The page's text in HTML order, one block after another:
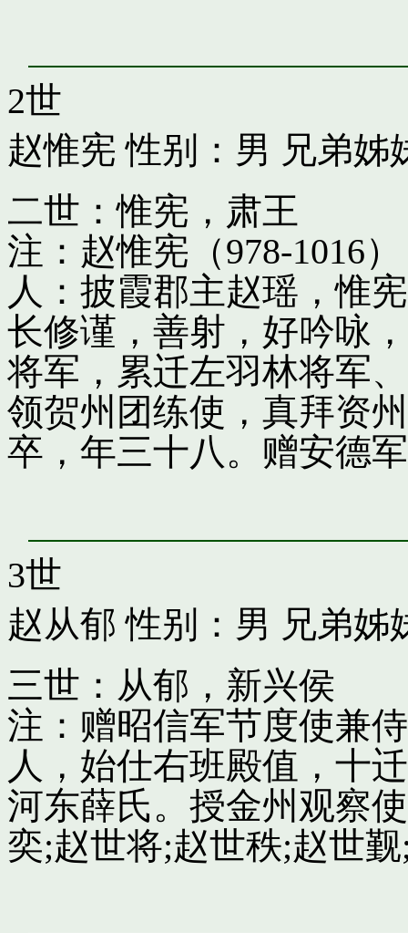
2世
赵惟宪 性别：男 兄弟姊
二世：惟宪，肃王
注：赵惟宪（978-1016
人：披霞郡主赵瑶，惟
长修谨，善射，好吟咏
将军，累迁左羽林将军
领贺州团练使，真拜资
卒，年三十八。赠安德
3世
赵从郁 性别：男 兄弟姊
三世：从郁，新兴侯
注：赠昭信军节度使兼
人，始仕右班殿值，十
河东薛氏。授金州观察
奕;赵世将;赵世秩;赵世